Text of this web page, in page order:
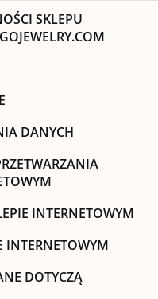
SKLEPU
DANYCH
INTERNETOWYM
INTERNETOWYM
DOTYCZĄ